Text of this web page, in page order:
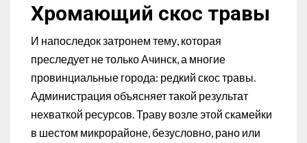
Хромающий скос травы
И напоследок затронем тему, которая
преследует не только Ачинск, а многие
провинциальные города: редкий скос травы.
Администрация объясняет такой результат
нехваткой ресурсов. Траву возле этой скамейки
в шестом микрорайоне, безусловно, рано или